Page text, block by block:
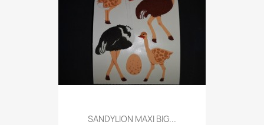
SANDYLION MAXI BIG...